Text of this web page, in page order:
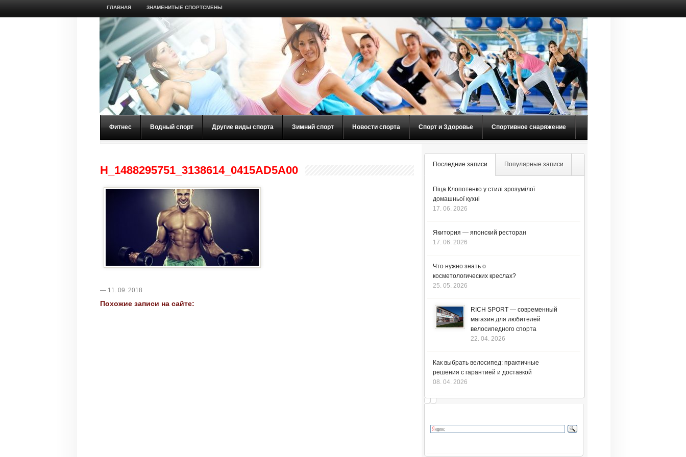
ГЛАВНАЯ ЗНАМЕНИТЫЕ СПОРТСМЕНЫ
Фитнес Водный спорт Другие виды спорта Зимний спорт Новости спорта Спорт и Здоровье Спортивное снаряжение
H_1488295751_3138614_0415AD5A00
— 11. 09. 2018
Похожие записи на сайте:
Последние записи Популярные записи
Піца Клопотенко у стилі зрозумілої
домашньої кухні
17. 06. 2026
Якитория — японский ресторан
17. 06. 2026
Что нужно знать о
косметологических креслах?
25. 05. 2026
RICH SPORT — современный
магазин для любителей
велосипедного спорта
22. 04. 2026
Как выбрать велосипед: практичные
решения с гарантией и доставкой
08. 04. 2026